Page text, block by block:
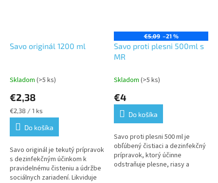
Savo originál 1200 ml
Skladom (>5 ks)
€2,38
Jednotková
cena:
€2,38 / 1 ks
Do košíka
Savo originál je tekutý prípravok
s dezinfekčným účinkom k
pravidelnému čisteniu a údržbe
sociálnych zariadení. Likviduje
€5,09 –21 %
Savo proti plesni 500ml s
MR
Skladom (>5 ks)
€4
Do košíka
Savo proti plesni 500 ml je
obľúbený čistiaci a dezinfekčný
prípravok, ktorý účinne
odstraňuje plesne, riasy a